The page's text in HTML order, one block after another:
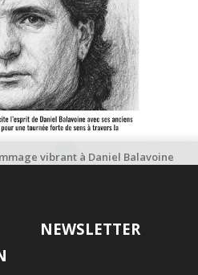
vibrant à Daniel Balavoine
NEWSLETTER